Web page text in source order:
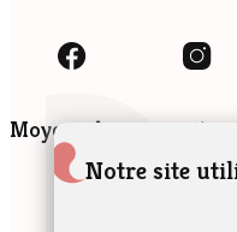
Moyens de paiement
Notre site